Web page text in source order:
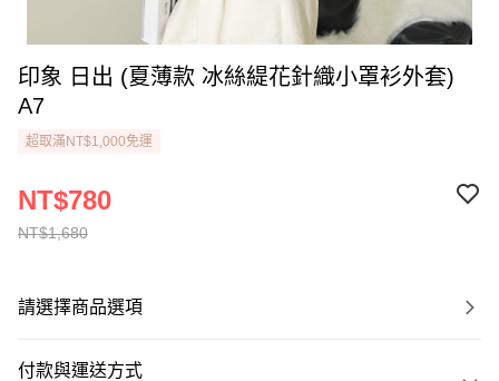
印象 日出 (夏薄款 冰絲緹花針織小罩衫外套)
A7
超取滿NT$1,000免運
NT$1,680
NT$780
請選擇商品選項
付款與運送方式